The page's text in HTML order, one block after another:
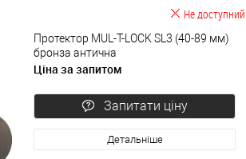
Не доступний
Протектор MUL-T-LOCK SL3 (40-89 мм)
бронза антична
Ціна за запитом
Запитати ціну
Детальніше